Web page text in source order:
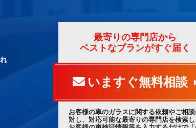
最寄りの専門店から
ベストなプランがすぐ届く
いますぐ無料相談
お客様の車のガラスに関する依頼やご相
対し、対応可能な最寄りの専門店を検索し